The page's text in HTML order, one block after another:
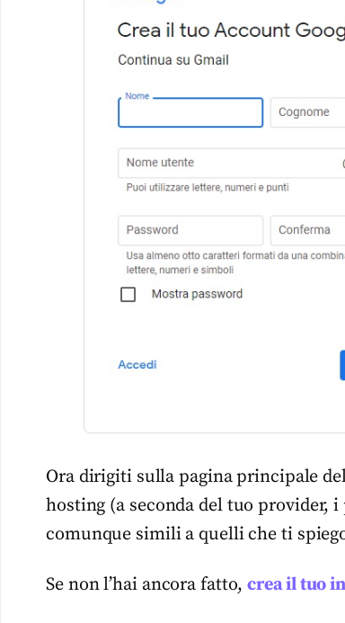
Ora dirigiti sulla pagina principale
hosting (a seconda del tuo provider,
comunque simili a quelli che ti
Se non l’hai ancora fatto,crea il tuo